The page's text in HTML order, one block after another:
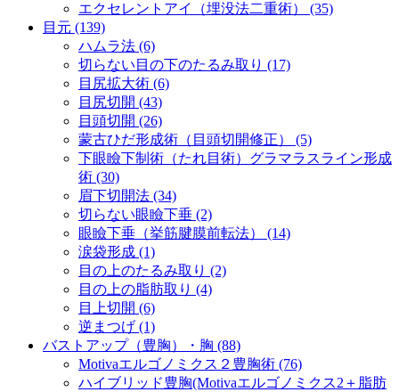
エクセレントアイ（埋没法二重術） (35)
目元 (139)
ハムラ法 (6)
切らない目の下のたるみ取り (17)
目尻拡大術 (6)
目尻切開 (43)
目頭切開 (26)
蒙古ひだ形成術（目頭切開修正） (5)
下眼瞼下制術（たれ目術）グラマラスライン形成
術 (30)
眉下切開法 (34)
切らない眼瞼下垂 (2)
眼瞼下垂（挙筋腱膜前転法） (14)
涙袋形成 (1)
目の上のたるみ取り (2)
目の上の脂肪取り (4)
目上切開 (6)
逆まつげ (1)
バストアップ（豊胸）・胸 (88)
Motivaエルゴノミクス２豊胸術 (76)
ハイブリッド豊胸(Motivaエルゴノミクス2＋脂肪